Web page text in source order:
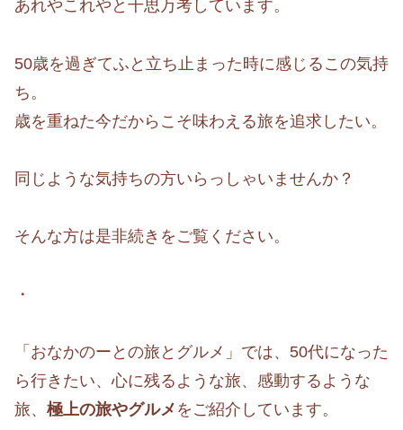
あれやこれやと千思万考しています。
50歳を過ぎてふと立ち止まった時に感じるこの気持
ち。
歳を重ねた今だからこそ味わえる旅を追求したい。
同じような気持ちの方いらっしゃいませんか？
そんな方は是非続きをご覧ください。
・
「おなかのーとの旅とグルメ」では、50代になった
ら行きたい、心に残るような旅、感動するような
旅、 極上の旅やグルメ をご紹介しています。